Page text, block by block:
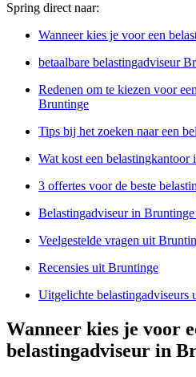
Spring direct naar:
Wanneer kies je voor een
betaalbare belastingadviseur
Redenen om te kiezen voor
Bruntinge
Tips bij het zoeken naar een
Wat kost een belastingkantoor
3 offertes voor de beste
Belastingadviseur in
Veelgestelde vragen uit
Recensies uit Bruntinge
Uitgelichte belastingadviseurs
Wanneer kies je voor
belastingadviseur in